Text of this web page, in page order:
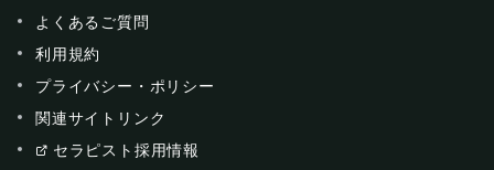
よくあるご質問
利用規約
プライバシー・ポリシー
関連サイトリンク
セラピスト採用情報